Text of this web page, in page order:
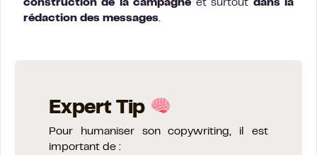
construction de la campagne et surtout dans la
rédaction des messages.
Expert Tip
Pour humaniser son copywriting, il est
important de :